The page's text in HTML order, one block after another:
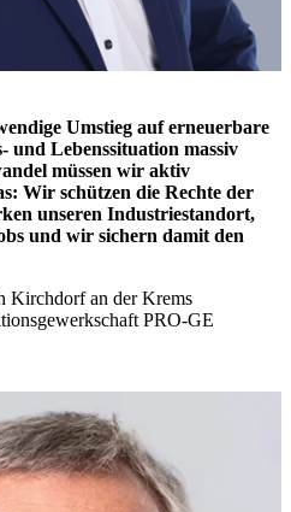
Umstieg auf erneuerbare
und Lebenssituation massiv
müssen wir aktiv
Wir schützen die Rechte der
unseren Industriestandort,
und wir sichern damit den
Kirchdorf an der Krems
PRO-GE